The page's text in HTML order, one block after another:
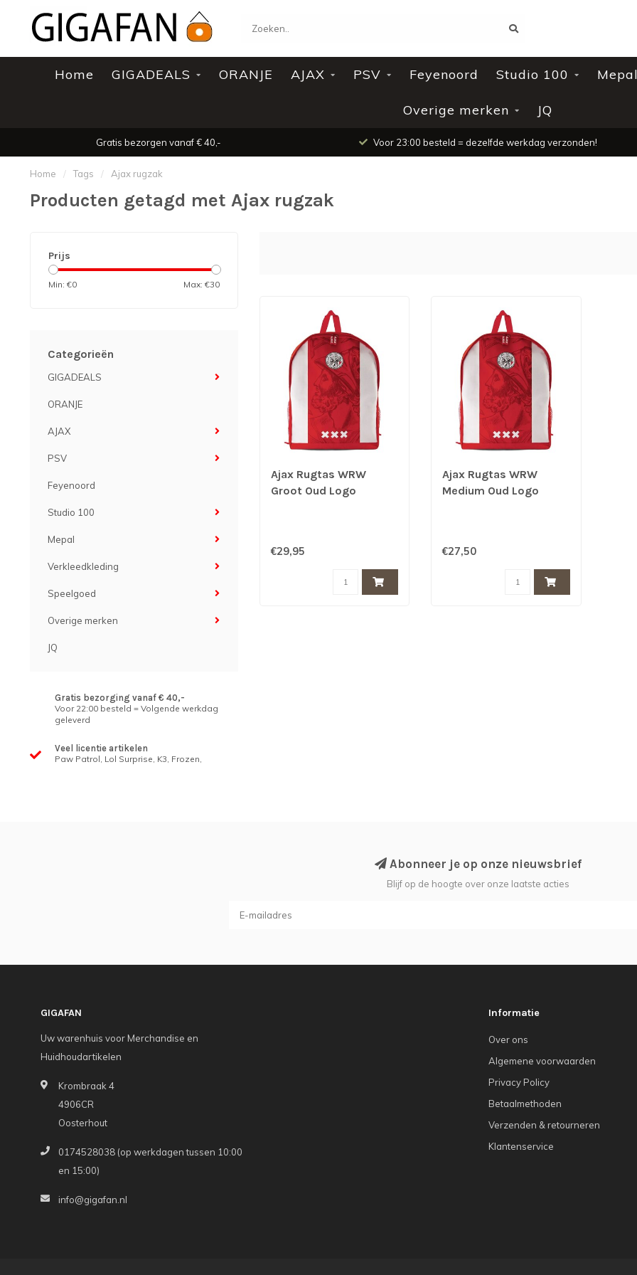
Home GIGADEALS ORANJE AJAX PSV Feyenoord Studio 100 Mepal
Overige merken JQ
Gratis bezorgen vanaf € 40,- Voor 23:00 besteld = dezelfde werkdag verzonden!
Home / Tags / Ajax rugzak
Producten getagd met Ajax rugzak
Prijs
Min: €0 Max: €30
Categorieën
GIGADEALS
ORANJE
AJAX
PSV
Feyenoord
Studio 100
Mepal
Verkleedkleding
Speelgoed
Overige merken
JQ
Gratis bezorging vanaf € 40,-
Voor 22:00 besteld = Volgende werkdag
geleverd
Veel licentie artikelen
Paw Patrol, Lol Surprise, K3, Frozen,
Ajax Rugtas WRW
Groot Oud Logo
€29,95
Ajax Rugtas WRW
Medium Oud Logo
€27,50
Abonneer je op onze nieuwsbrief
Blijf op de hoogte over onze laatste acties
GIGAFAN
Uw warenhuis voor Merchandise en
Huidhoudartikelen
Krombraak 4
4906CR
Oosterhout
0174528038 (op werkdagen tussen 10:00
en 15:00)
info@gigafan.nl
Informatie
Over ons
Algemene voorwaarden
Privacy Policy
Betaalmethoden
Verzenden & retourneren
Klantenservice